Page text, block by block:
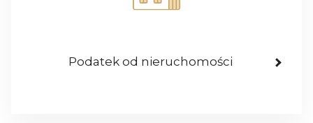
Podatek od nieruchomości